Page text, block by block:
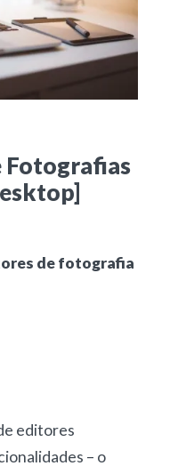
Fotografias
de fotografia
editores
– o